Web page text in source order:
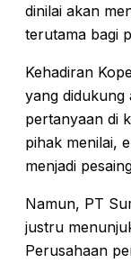
dinilai akan
terutama bagi
Kehadiran
yang didukung
pertanyaan di
pihak menilai,
menjadi
Namun, PT
justru
Perusahaan